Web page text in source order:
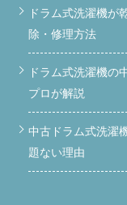
まう危険がありま
片の混入がなくなり
も安定し、仕上がり
富士見市・ふじみ
最近、同エリアで同
市、志木市、川越
換を先延ばしにする
ランス崩れによる異
ドラム式洗濯機が
除・修理方法
ドラム式洗濯機の
プロが解説
中古ドラム式洗濯
題ない理由